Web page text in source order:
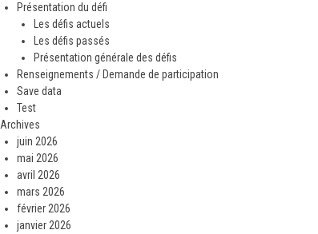
Présentation du défi
Les défis actuels
Les défis passés
Présentation générale des défis
Renseignements / Demande de participation
Save data
Test
Archives
juin 2026
mai 2026
avril 2026
mars 2026
février 2026
janvier 2026